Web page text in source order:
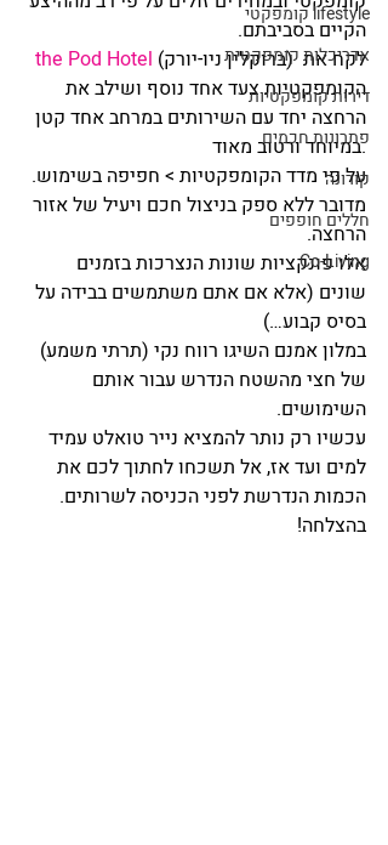
lifestyle קומפקטי
אדריכלות קומפקטית
דירות קומפקטיות
פתרונות חכמים
קורונה
חללים חופפים
Co-Living
הקיים בסביבתם.
the Pod Hotel (ברוקלין ניו-יורק) לקח את
הקומפקטיות צעד אחד נוסף ושילב את
הרחצה יחד עם השירותים במרחב אחד קטן
במיוחד ורטוב מאוד.
על פי מדד הקומפקטיות > חפיפה בשימוש.
מדובר ללא ספק בניצול חכם ויעיל של אזור
הרחצה.
אלו פונקציות שונות הנצרכות בזמנים
שונים (אלא אם אתם משתמשים בבידה על
בסיס קבוע…)
במלון אמנם השיגו רווח נקי (תרתי משמע)
של חצי מהשטח הנדרש עבור אותם
השימושים.
עכשיו רק נותר להמציא נייר טואלט עמיד
למים ועד אז, אל תשכחו לחתוך לכם את
הכמות הנדרשת לפני הכניסה לשרותים.
בהצלחה!